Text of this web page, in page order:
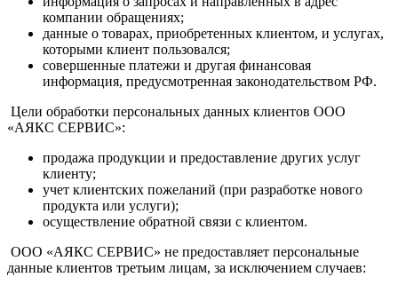
компании обращениях;
данные о товарах, приобретенных клиентом, и услугах,
которыми клиент пользовался;
совершенные платежи и другая финансовая
информация, предусмотренная законодательством РФ.
Цели обработки персональных данных клиентов ООО
«АЯКС СЕРВИС»:
продажа продукции и предоставление других услуг
клиенту;
учет клиентских пожеланий (при разработке нового
продукта или услуги);
осуществление обратной связи с клиентом.
ООО «АЯКС СЕРВИС» не предоставляет персональные
данные клиентов третьим лицам, за исключением случаев: